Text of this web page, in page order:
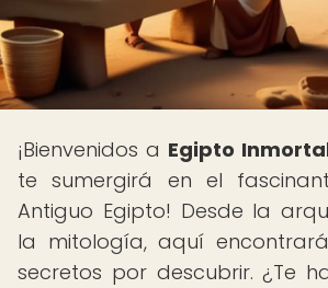
¡Bienvenidos a Egipto
te sumergirá en el
Antiguo Egipto! Desde la
la mitología, aquí
secretos por descubrir. ¿Te